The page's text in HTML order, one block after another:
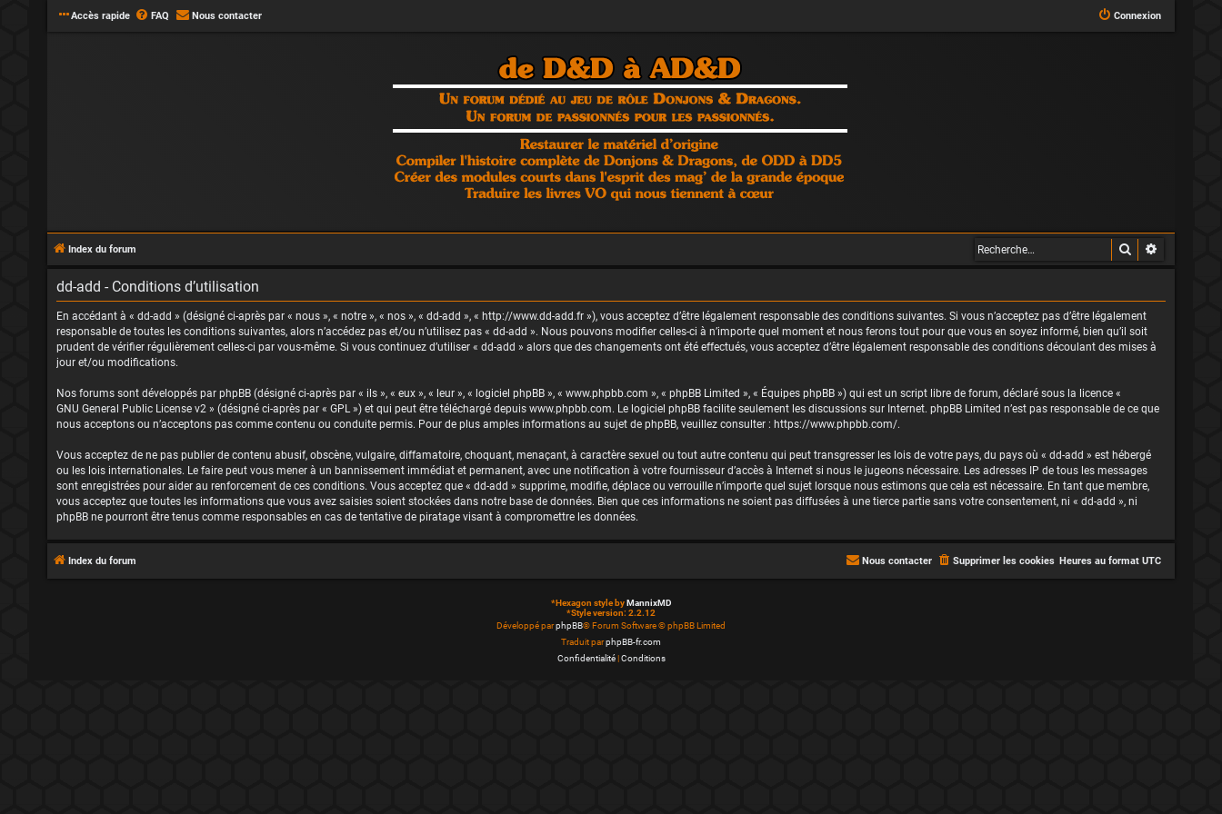
Accès rapide FAQ Nous contacter Connexion
Index du forum Rechercher
dd-add - Conditions d’utilisation
En accédant à « dd-add » (désigné ci-après par « nous », « notre », « nos », « dd-add », « http://www.dd-add.fr »), vous acceptez d’être légalement responsable des conditions suivantes. Si vous n’acceptez pas d’être légalement
responsable de toutes les conditions suivantes, alors n’accédez pas et/ou n’utilisez pas « dd-add ». Nous pouvons modifier celles-ci à n’importe quel moment et nous ferons tout pour que vous en soyez informé, bien qu’il soit
prudent de vérifier régulièrement celles-ci par vous-même. Si vous continuez d’utiliser « dd-add » alors que des changements ont été effectués, vous acceptez d’être légalement responsable des conditions découlant des mises à
jour et/ou modifications.
Nos forums sont développés par phpBB (désigné ci-après par « ils », « eux », « leur », « logiciel phpBB », « www.phpbb.com », « phpBB Limited », « Équipes phpBB ») qui est un script libre de forum, déclaré sous la licence «
GNU General Public License v2 » (désigné ci-après par « GPL ») et qui peut être téléchargé depuis www.phpbb.com. Le logiciel phpBB facilite seulement les discussions sur Internet. phpBB Limited n’est pas responsable de ce que
nous acceptons ou n’acceptons pas comme contenu ou conduite permis. Pour de plus amples informations au sujet de phpBB, veuillez consulter : https://www.phpbb.com/.
Vous acceptez de ne pas publier de contenu abusif, obscène, vulgaire, diffamatoire, choquant, menaçant, à caractère sexuel ou tout autre contenu qui peut transgresser les lois de votre pays, du pays où « dd-add » est hébergé
ou les lois internationales. Le faire peut vous mener à un bannissement immédiat et permanent, avec une notification à votre fournisseur d’accès à Internet si nous le jugeons nécessaire. Les adresses IP de tous les messages
sont enregistrées pour aider au renforcement de ces conditions. Vous acceptez que « dd-add » supprime, modifie, déplace ou verrouille n’importe quel sujet lorsque nous estimons que cela est nécessaire. En tant que membre,
vous acceptez que toutes les informations que vous avez saisies soient stockées dans notre base de données. Bien que ces informations ne soient pas diffusées à une tierce partie sans votre consentement, ni « dd-add », ni
phpBB ne pourront être tenus comme responsables en cas de tentative de piratage visant à compromettre les données.
Index du forum Heures au format UTC
Supprimer les cookies
Nous contacter
*Hexagon style byMannixMD
*Style version: 2.2.12
Développé parphpBB® Forum Software © phpBB Limited
Traduit parphpBB-fr.com
Confidentialité|Conditions